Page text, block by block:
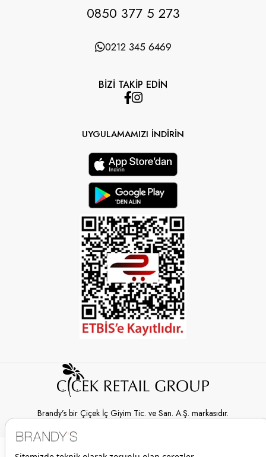
0850 377 5 273
0212 345 6469
BİZİ TAKİP EDİN
UYGULAMAMIZI İNDİRİN
Brandy’s bir Çiçek İç Giyim Tic. ve San. A.Ş. markasıdır.
© 2026 Brandy’s | Her hakkı saklıdır.